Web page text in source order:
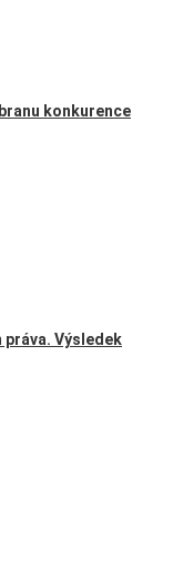
konkurence
Výsledek